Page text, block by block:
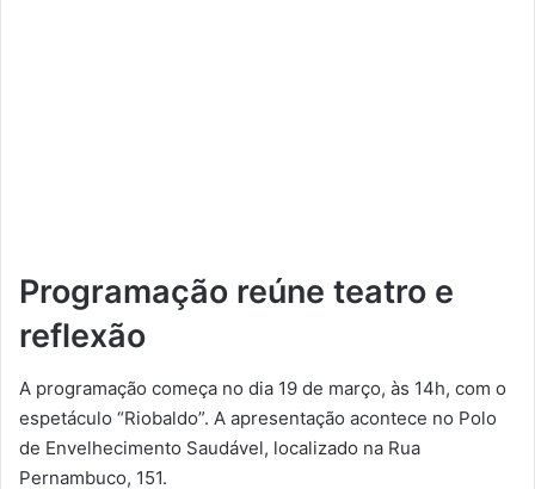
Programação reúne teatro e
reflexão
A programação começa no dia 19 de março, às 14h, com o
espetáculo “Riobaldo”. A apresentação acontece no Polo
de Envelhecimento Saudável, localizado na Rua
Pernambuco, 151.